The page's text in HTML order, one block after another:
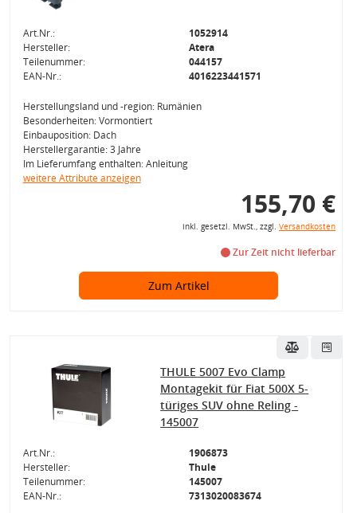
Art.Nr.:
1052914
Hersteller:
Atera
Teilenummer:
044157
EAN-Nr.:
4016223441571
Herstellungsland und -region: Rumänien
Besonderheiten: Vormontiert
Einbauposition: Dach
Herstellergarantie: 3 Jahre
Im Lieferumfang enthalten: Anleitung
weitere Attribute anzeigen
155,70 €
inkl. gesetzl. MwSt., zzgl. Versandkosten
Zur Zeit nicht lieferbar
Zum Artikel
THULE 5007 Evo Clamp
Montagekit für Fiat 500X 5-
türiges SUV ohne Reling -
145007
Art.Nr.:
1906873
Hersteller:
Thule
Teilenummer:
145007
EAN-Nr.:
7313020083674